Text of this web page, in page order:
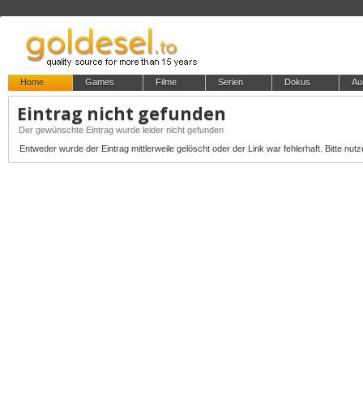
Home Games Filme Serien Dokus
Eintrag nicht gefunden
Der gewünschte Eintrag wurde leider nicht gefunden
Entweder wurde der Eintrag mittlerweile gelöscht oder der Link war fehlerhaft. Bitte